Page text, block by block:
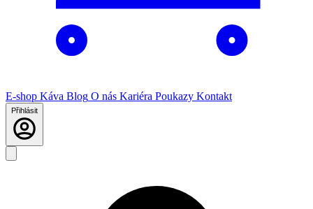
E-shop Káva Blog O nás Kariéra Poukazy Kontakt
Přihlásit